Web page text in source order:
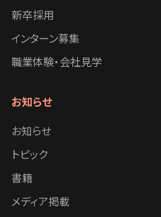
新卒採用
インターン募集
職業体験・会社見学
お知らせ
お知らせ
トピック
書籍
メディア掲載